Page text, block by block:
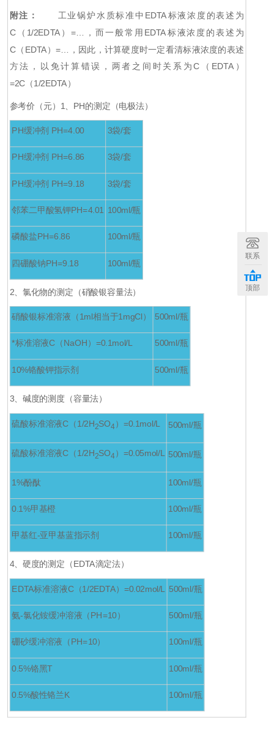
附注： 工业锅炉水质标准中EDTA标液浓度的表述为
C（1/2EDTA）=…，而一般常用EDTA标液浓度的表述为
C（EDTA）=…，因此，计算硬度时一定看清标液浓度的表述
方法，以免计算错误，两者之间时关系为C（EDTA）
=2C（1/2EDTA）
参考价（元） 1 、PH的测定（电极法）
PH缓冲剂 PH=4.00 3袋/套
PH缓冲剂 PH=6.86 3袋/套
PH缓冲剂 PH=9.18 3袋/套
邻苯二甲酸氢钾PH=4.01 100ml/瓶
磷酸盐PH=6.86 100ml/瓶
四硼酸钠PH=9.18 100ml/瓶
2 、氯化物的测定（硝酸银容量法）
硝酸银标准溶液（1ml相当于1mgCl） 500ml/瓶
*标准溶液C（NaOH）=0.1mol/L 500ml/瓶
10%铬酸钾指示剂 500ml/瓶
3 、碱度的测度（容量法）
硫酸标准溶液C（1/2H2SO4）=0.1mol/L 500ml/瓶
硫酸标准溶液C（1/2H2SO4）=0.05mol/L 500ml/瓶
1%酚酞 100ml/瓶
0.1%甲基橙 100ml/瓶
甲基红-亚甲基蓝指示剂 100ml/瓶
4、硬度的测定（EDTA滴定法）
EDTA标准溶液C（1/2EDTA）=0.02mol/L 500ml/瓶
氨-氯化铵缓冲溶液（PH=10） 500ml/瓶
硼砂缓冲溶液（PH=10） 100ml/瓶
0.5%铬黑T 100ml/瓶
0.5%酸性铬兰K 100ml/瓶
联系
顶部